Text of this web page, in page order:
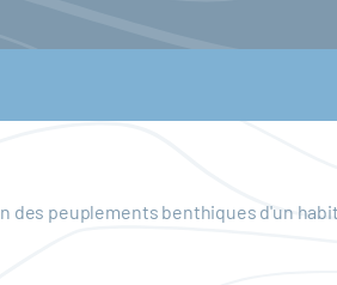
des peuplements benthiques d'un